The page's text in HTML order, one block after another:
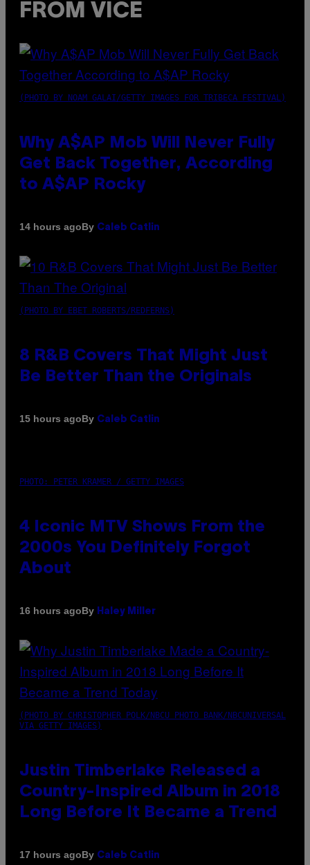
FROM VICE
(PHOTO BY NOAM GALAI/GETTY IMAGES FOR TRIBECA FESTIVAL)
Why A$AP Mob Will Never Fully
Get Back Together, According
to A$AP Rocky
14 hours agoBy Caleb Catlin
(PHOTO BY EBET ROBERTS/REDFERNS)
8 R&B Covers That Might Just
Be Better Than the Originals
15 hours agoBy Caleb Catlin
PHOTO: PETER KRAMER / GETTY IMAGES
4 Iconic MTV Shows From the
2000s You Definitely Forgot
About
16 hours agoBy Haley Miller
(PHOTO BY CHRISTOPHER POLK/NBCU PHOTO BANK/NBCUNIVERSAL
VIA GETTY IMAGES)
Justin Timberlake Released a
Country-Inspired Album in 2018
Long Before It Became a Trend
17 hours agoBy Caleb Catlin